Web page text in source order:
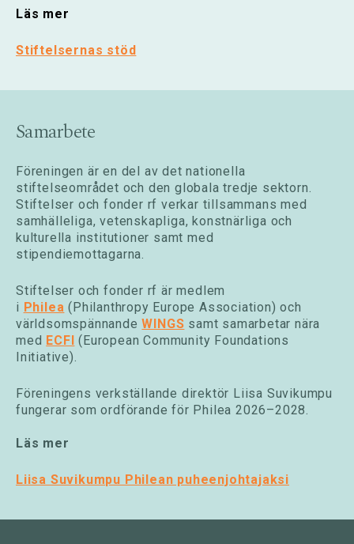
Läs mer
Stiftelsernas stöd
Samarbete
Föreningen är en del av det nationella
stiftelseområdet och den globala tredje sektorn.
Stiftelser och fonder rf verkar tillsammans med
samhälleliga, vetenskapliga, konstnärliga och
kulturella institutioner samt med
stipendiemottagarna.
Stiftelser och fonder rf är medlem
i Philea (Philanthropy Europe Association) och
världsomspännandeWINGS samt samarbetar nära
med ECFI (European Community Foundations
Initiative).
Föreningens verkställande direktör Liisa Suvikumpu
fungerar som ordförande för Philea 2026–2028.
Läs mer
Liisa Suvikumpu Philean puheenjohtajaksi